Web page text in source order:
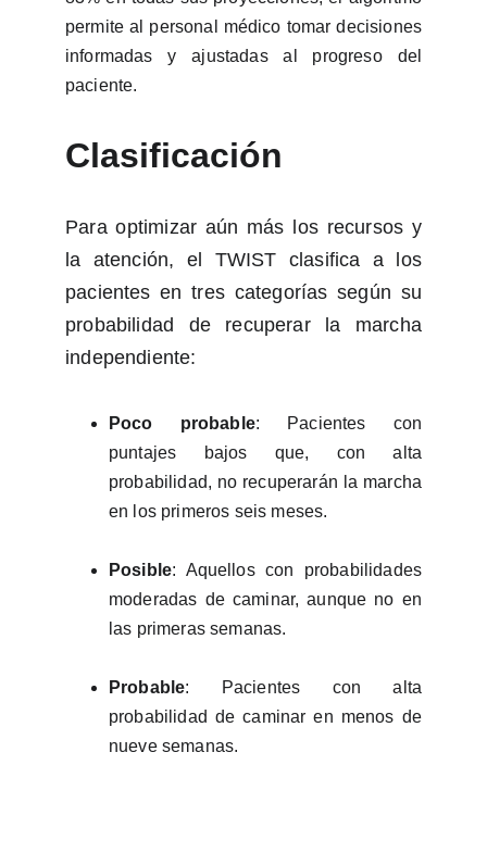
permite al personal médico tomar decisiones
informadas y ajustadas al progreso del
paciente.
Clasificación
Para optimizar aún más los recursos y
la atención, el TWIST clasifica a los
pacientes en tres categorías según su
probabilidad de recuperar la marcha
independiente:
Poco probable: Pacientes con
puntajes bajos que, con alta
probabilidad, no recuperarán la marcha
en los primeros seis meses.
Posible: Aquellos con probabilidades
moderadas de caminar, aunque no en
las primeras semanas.
Probable: Pacientes con alta
probabilidad de caminar en menos de
nueve semanas.